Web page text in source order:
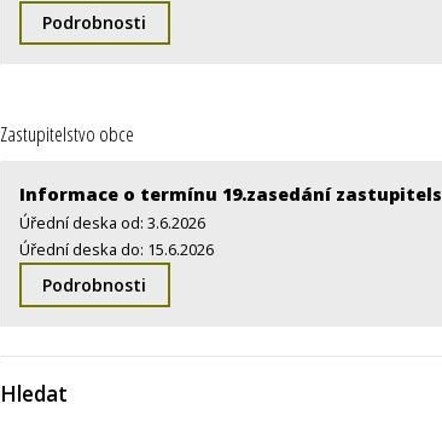
Podrobnosti
Zastupitelstvo obce
Informace o termínu 19.zasedání
Úřední deska od: 3.6.2026
Úřední deska do: 15.6.2026
Podrobnosti
Hledat